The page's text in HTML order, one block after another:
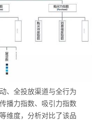
、全投放渠道与全行为
播力指数、吸引力指数
维度，分析对比了该品